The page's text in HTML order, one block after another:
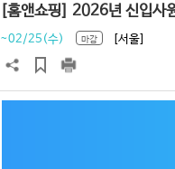
[홈앤쇼핑] 2026년 신입사
~02/25(수) 마감 [서울]